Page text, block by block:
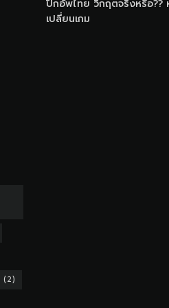
(2)
ปิกอัพไทย วิกฤตจริงหรือ??
เปลี่ยนเกม